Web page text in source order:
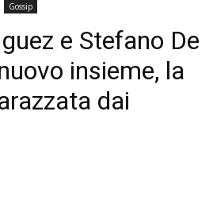
Gossip
e Stefano De
insieme, la
dai